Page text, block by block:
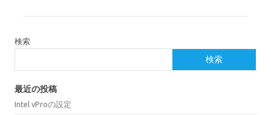
検索
検索
最近の投稿
Intel vProの設定